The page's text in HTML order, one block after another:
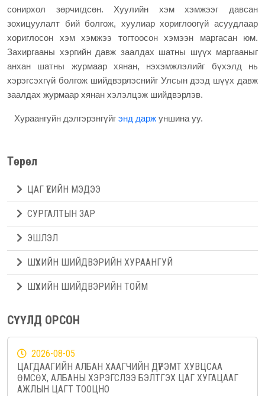
сонирхол зөрчигдсөн. Хуулийн хэм хэмжээг давсан
зохицуулалт бий болгож, хуулиар хориглоогүй асуудлаар
хориглосон хэм хэмжээ тогтоосон хэмээн маргасан юм.
Захиргааны хэргийн давж заалдах шатны шүүх маргааныг
анхан шатны журмаар хянан, нэхэмжлэлийг бүхэлд нь
хэрэгсэхгүй болгож шийдвэрлэснийг Улсын дээд шүүх давж
заалдах журмаар хянан хэлэлцэж шийдвэрлэв.
Хураангуйн дэлгэрэнгүйг энд дарж уншина уу.
Төрөл
ЦАГ ҮЕИЙН МЭДЭЭ
СУРГАЛТЫН ЗАР
ЭШЛЭЛ
ШҮҮХИЙН ШИЙДВЭРИЙН ХУРААНГУЙ
ШҮҮХИЙН ШИЙДВЭРИЙН ТОЙМ
СҮҮЛД ОРСОН
2026-08-05
ЦАГДААГИЙН АЛБАН ХААГЧИЙН ДҮРЭМТ ХУВЦСАА
ӨМСӨХ, АЛБАНЫ ХЭРЭГСЛЭЭ БЭЛТГЭХ ЦАГ ХУГАЦААГ
АЖЛЫН ЦАГТ ТООЦНО